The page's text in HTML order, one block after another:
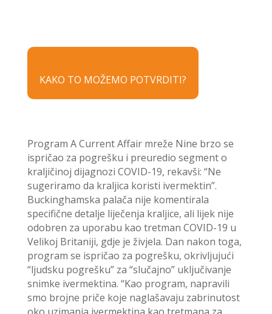
KAKO TO MOŽEMO POTVRDITI?
Program A Current Affair mreže Nine brzo se
ispričao za pogrešku i preuredio segment o
kraljičinoj dijagnozi COVID-19, rekavši: “Ne
sugeriramo da kraljica koristi ivermektin”.
Buckinghamska palača nije komentirala
specifične detalje liječenja kraljice, ali lijek nije
odobren za uporabu kao tretman COVID-19 u
Velikoj Britaniji, gdje je živjela. Dan nakon toga,
program se ispričao za pogrešku, okrivljujući
“ljudsku pogrešku” za “slučajno” uključivanje
snimke ivermektina. “Kao program, napravili
smo brojne priče koje naglašavaju zabrinutost